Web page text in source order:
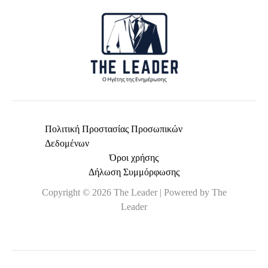
Πολιτική Προστασίας Προσωπικών
Δεδομένων
Όροι χρήσης
Δήλωση Συμμόρφωσης
Copyright © 2026 The Leader | Powered by The
Leader